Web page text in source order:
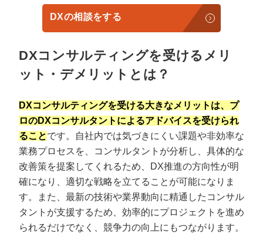
DXの相談をする
DXコンサルティングを受けるメリ
ット・デメリットとは？
DXコンサルティングを受ける大きなメリットは、プ
ロのDXコンサルタントによるアドバイスを受けられ
ることです。自社内では気づきにくい課題や非効率な
業務プロセスを、コンサルタントが分析し、具体的な
改善策を提案してくれるため、DX推進の方向性が明
確になり、適切な戦略を立てることが可能になりま
す。また、最新の技術や業界動向に精通したコンサル
タントが支援するため、効率的にプロジェクトを進め
られるだけでなく、競争力の向上にもつながります。